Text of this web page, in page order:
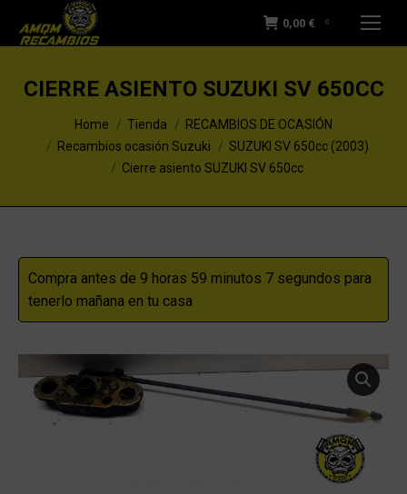
0,00 € 0
CIERRE ASIENTO SUZUKI SV 650CC
You are here:Home Tienda
RECAMBIOS DE OCASIÓN
Recambios ocasión Suzuki
SUZUKI SV 650cc (2003)
Cierre asiento SUZUKI SV 650cc
Compra antes de 9 horas 59 minutos 7 segundos para
tenerlo mañana en tu casa